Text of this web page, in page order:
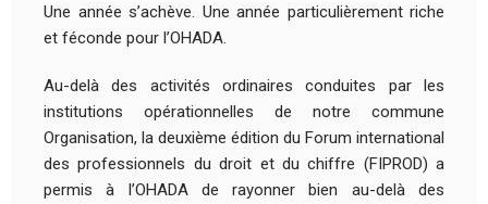
Une année s’achève. Une année particulièrement riche
et féconde pour l’OHADA.
Au-delà des activités ordinaires conduites par les
institutions opérationnelles de notre commune
Organisation, la deuxième édition du Forum international
des professionnels du droit et du chiffre (FIPROD) a
permis à l’OHADA de rayonner bien au-delà des